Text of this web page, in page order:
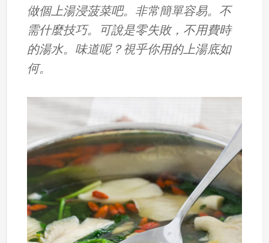
做個上湯浸菠菜吧。非常簡單容易。不
需什麼技巧。可說是零失敗，不用費時
的湯水。味道呢？視乎你用的上湯底如
何。